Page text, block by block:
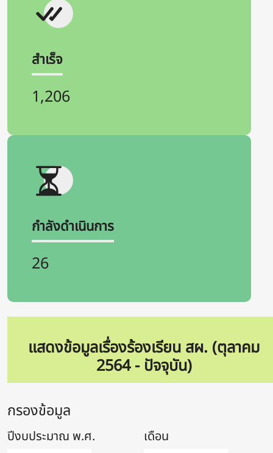
สำเร็จ
1,206
กำลังดำเนินการ
26
แสดงข้อมูลเรื่องร้องเรียน สผ. (ตุลาคม
2564 - ปัจจุบัน)
กรองข้อมูล
ปีงบประมาณ พ.ศ. เดือน